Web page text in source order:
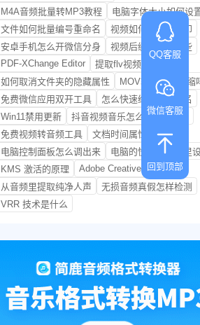
M4A音频批量转MP3教程
电脑字体大小如何设
文件如何批量编号重命名
视频如何批量加水印
安卓手机怎么开微信分身
视频后缀格式有哪些
PDF-XChange Editor
提取flv视频中的音频
如何取消文件夹的隐藏属性
MOV转MP4会压缩
免费微信应用双开工具
怎么快速给视频重命名
Win11禁用更新
抖音视频音乐怎么提取成mp3
免费视频转音频工具
文档时间属性更改方法
电脑控制面板怎么调出来
电脑的快捷键在哪里
KMS 激活的原理
Adobe Creative Cloud
从音频里提取纯净人声
无损音频真假怎样检测
VRR 技术是什么
QQ客服
微信客服
回到顶部